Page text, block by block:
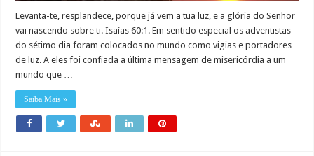
Levanta-te, resplandece, porque já vem a tua luz, e a glória do Senhor
vai nascendo sobre ti. Isaías 60:1. Em sentido especial os adventistas
do sétimo dia foram colocados no mundo como vigias e portadores
de luz. A eles foi confiada a última mensagem de misericórdia a um
mundo que …
Saiba Mais »